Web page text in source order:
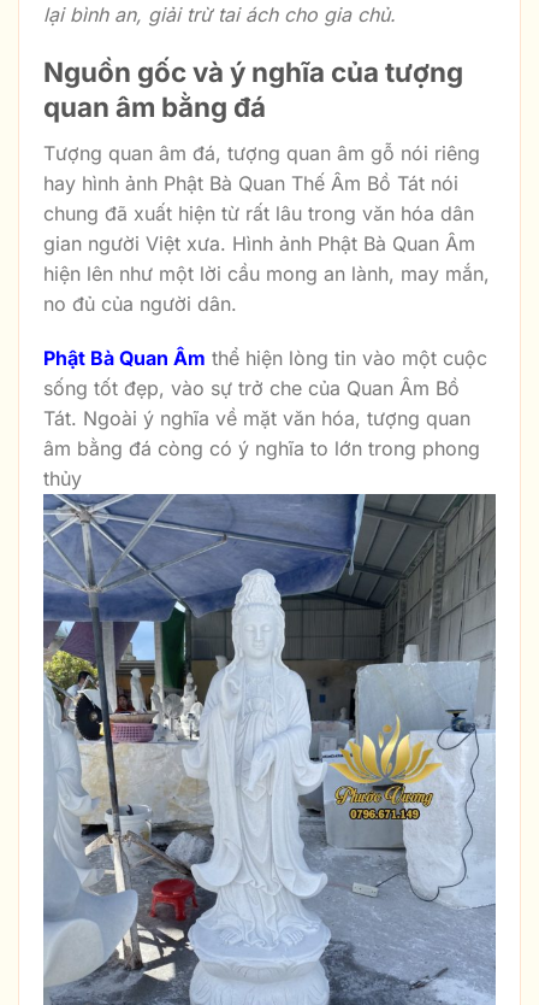
lại bình an, giải trừ tai ách cho gia chủ.
Nguồn gốc và ý nghĩa của tượng
quan âm bằng đá
Tượng quan âm đá, tượng quan âm gỗ nói riêng
hay hình ảnh Phật Bà Quan Thế Âm Bồ Tát nói
chung đã xuất hiện từ rất lâu trong văn hóa dân
gian người Việt xưa. Hình ảnh Phật Bà Quan Âm
hiện lên như một lời cầu mong an lành, may mắn,
no đủ của người dân.
Phật Bà Quan Âm thể hiện lòng tin vào một cuộc
sống tốt đẹp, vào sự trở che của Quan Âm Bồ
Tát. Ngoài ý nghĩa về mặt văn hóa, tượng quan
âm bằng đá còng có ý nghĩa to lớn trong phong
thủy